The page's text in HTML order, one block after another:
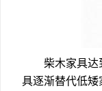
柴木家具达到
具逐渐替代低